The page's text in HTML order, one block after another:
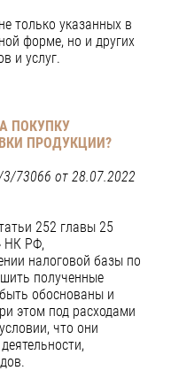
только указанных в
форме, но и других
и услуг.
ПОКУПКУ
ПРОДУКЦИИ?
73066 от 28.07.2022
252 главы 25
НК РФ,
налоговой базы по
полученные
обоснованы и
этом под расходами
что они